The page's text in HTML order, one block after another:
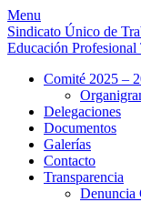
Skip
to
content
Menu
Sindicato Único de
Educación Profesional
Comité 2025 –
Delegaciones
Documentos
Galerías
Contacto
Transparencia
Denuncia